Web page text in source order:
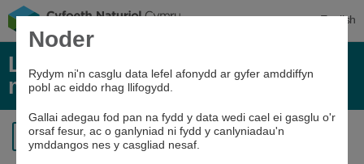
English
Lefelau afonydd, glawiad, a data
môr
Yn ôl i’r chwiliad
Noder
Rydym ni'n casglu data lefel afonydd ar gyfer amddiffyn
pobl ac eiddo rhag llifogydd.
Gallai adegau fod pan na fydd y data wedi cael ei gasglu o'r
orsaf fesur, ac o ganlyniad ni fydd y canlyniadau'n
ymddangos nes y casgliad nesaf.